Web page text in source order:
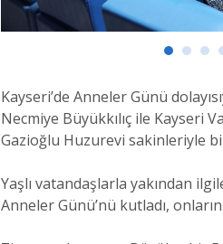
Kayseri’de Anneler Günü
Necmiye Büyükkılıç ile Kayseri
Gazioğlu Huzurevi sakinleriyle
Yaşlı vatandaşlarla yakından
Anneler Günü’nü kutladı,